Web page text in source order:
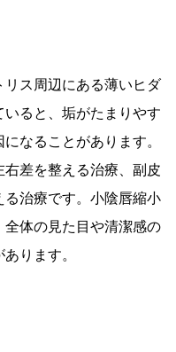
ス周辺にある薄いヒダ
ると、垢がたまりやす
なることがあります。
差を整える治療、副皮
治療です。小陰唇縮小
体の見た目や清潔感の
ります。